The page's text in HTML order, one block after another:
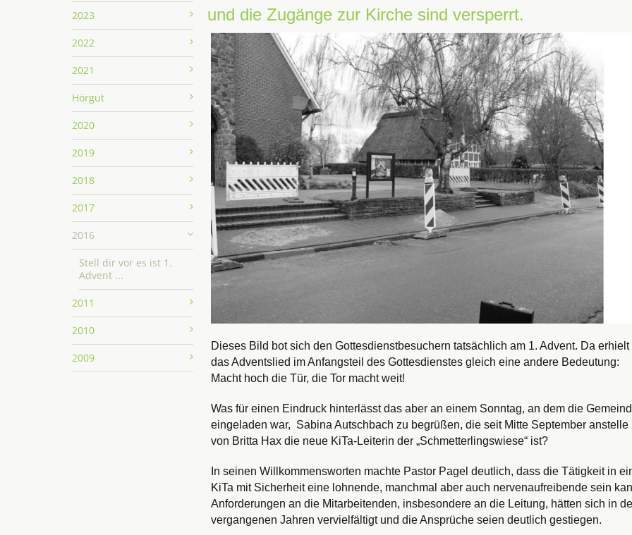
2023
2022
2021
Hörgut
2020
2019
2018
2017
2016
Stell dir vor es ist 1.
Advent ...
2011
2010
2009
und die Zugänge zur Kirche sind versperrt.
Dieses Bild bot sich den Gottesdienstbesuchern tatsächlich am 1. Advent. Da erhielt
das Adventslied im Anfangsteil des Gottesdienstes gleich eine andere Bedeutung:
Macht hoch die Tür, die Tor macht weit!
Was für einen Eindruck hinterlässt das aber an einem Sonntag, an dem die
eingeladen war, Sabina Autschbach zu begrüßen, die seit Mitte September anstelle
von Britta Hax die neue KiTa-Leiterin der „Schmetterlingswiese“ ist?
In seinen Willkommensworten machte Pastor Pagel deutlich, dass die Tätigkeit in
KiTa mit Sicherheit eine lohnende, manchmal aber auch nervenaufreibende sein
Anforderungen an die Mitarbeitenden, insbesondere an die Leitung, hätten sich in
vergangenen Jahren vervielfältigt und die Ansprüche seien deutlich gestiegen.